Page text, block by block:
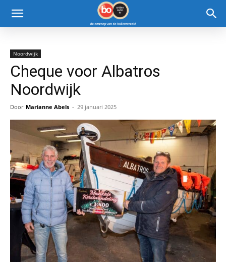
Noordwijk
Cheque voor Albatros
Noordwijk
Door Marianne Abels - 29 januari 2025